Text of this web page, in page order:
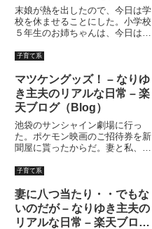
末娘が熱を出したので、今日は学
校を休ませることにした。小学校
５年生のお姉ちゃんは、今日はな
て、小学校３年の弟も起こし、服
ティを食べていた。（おお！なん
とよい子なんだああっ。）と感
動...
子育て系
マツケングッズ！ – なりゆ
き主夫のリアルな日常 – 楽
天ブログ（Blog）
池袋のサンシャイン劇場に行っ
た。ポケモン映画のご招待券を新
聞屋に貰ったからだ。妻と私、子
枚買って一緒に見るかというと、
くれとお願いして、私は上映時
間、池袋の街をブラブラさせても
らっ...
子育て系
妻に八つ当たり・・でもな
いのだが – なりゆき主夫の
リアルな日常 – 楽天ブログ